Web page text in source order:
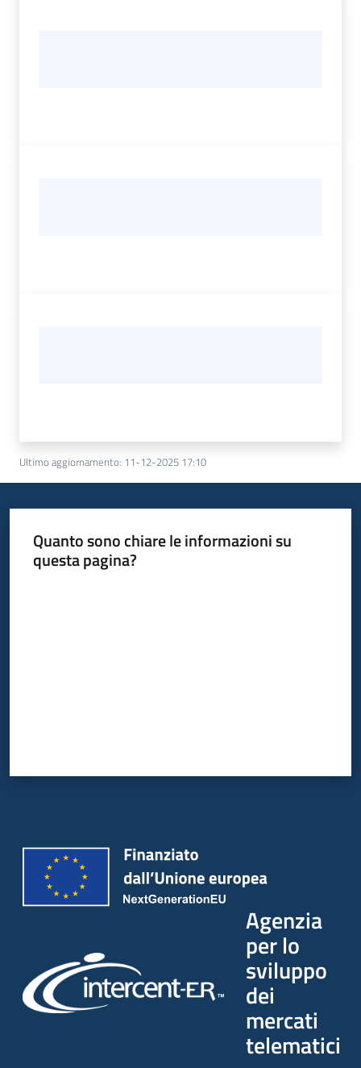
Ultimo aggiornamento: 11-12-2025 17:10
Quanto sono chiare le informazioni su
questa pagina?
Agenzia
per lo
sviluppo
dei
mercati
telematici